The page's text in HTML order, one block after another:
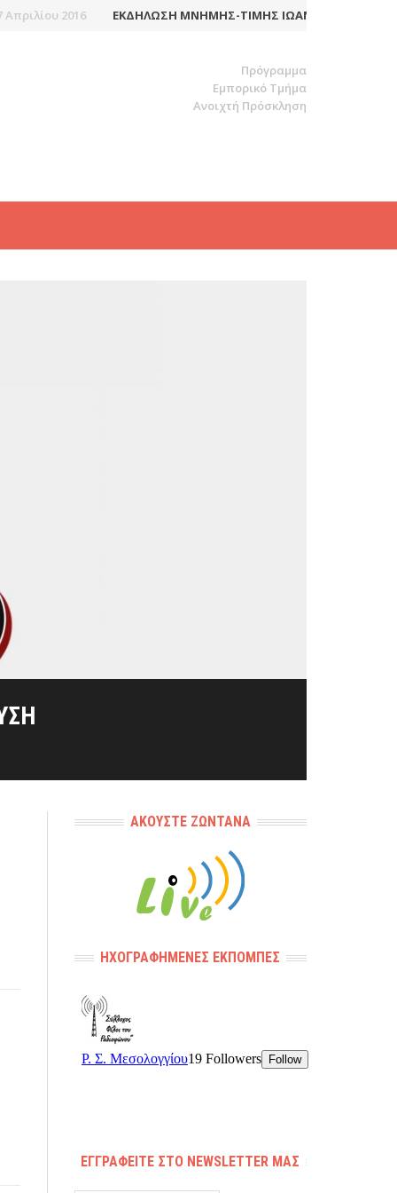
2016 ΕΚΔΉΛΩΣΗ ΜΝΉΜΗΣ-ΤΙΜΉΣ ΙΩΆΝΝΗ-ΙΑΚΏΒΟΥ
Πρόγραμμα
Εμπορικό Τμήμα
Ανοιχτή Πρόσκληση
ΈΤΗ 1825-1827
ΑΚΟΎΣΤΕ ΖΩΝΤΑΝΆ
ΗΧΟΓΡΑΦΗΜΈΝΕΣ ΕΚΠΟΜΠΈΣ
ΕΓΓΡΑΦΕΊΤΕ ΣΤΟ NEWSLETTER ΜΑΣ